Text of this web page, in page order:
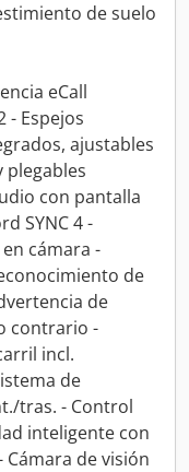
de suelo
eCall
- Espejos
ajustables
plegables
con pantalla
SYNC 4 -
cámara -
de
de
contrario -
incl.
de
tras. - Control
inteligente con
de visión